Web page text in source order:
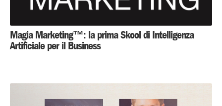
Magia Marketing™: la prima Skool di Intelligenza
Artificiale per il Business